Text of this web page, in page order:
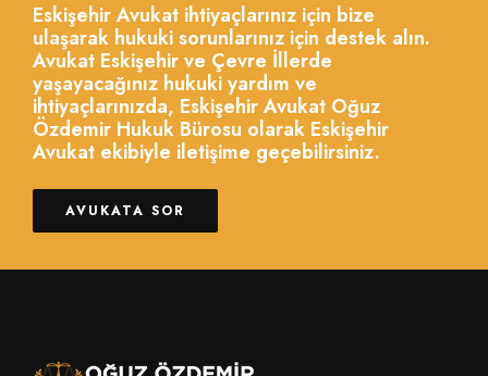
Eskişehir Avukat ihtiyaçlarınız için bize
ulaşarak hukuki sorunlarınız için destek alın.
Avukat Eskişehir ve Çevre İllerde
yaşayacağınız hukuki yardım ve
ihtiyaçlarınızda, Eskişehir Avukat Oğuz
Özdemir Hukuk Bürosu olarak Eskişehir
Avukat ekibiyle iletişime geçebilirsiniz.
AVUKATA SOR